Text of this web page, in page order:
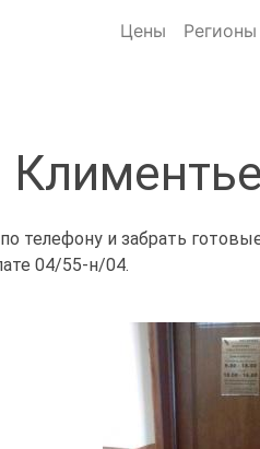
Цены Регионы
телефону и забрать
04/55-н/04.